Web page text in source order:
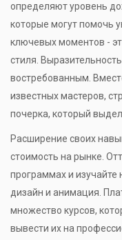
определяют уровень
которые могут помочь
ключевых моментов -
стиля.
востребованным.
известных мастеров,
почерка, который
Расширение своих
стоимость на рынке.
программах и изучайте
дизайн и анимация.
множество курсов,
вывести их на